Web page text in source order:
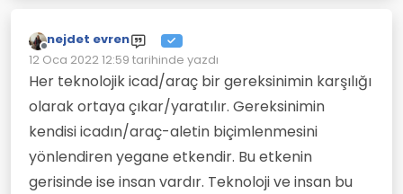
Çevrimdışı
nejdet evren
12 Oca 2022 12:59 tarihinde yazdı
Son düzenleyen:
Her teknolojik icad/araç bir gereksinimin karşılığı
olarak ortaya çıkar/yaratılır. Gereksinimin
kendisi icadın/araç-aletin biçimlenmesini
yönlendiren yegane etkendir. Bu etkenin
gerisinde ise insan vardır. Teknoloji ve insan bu